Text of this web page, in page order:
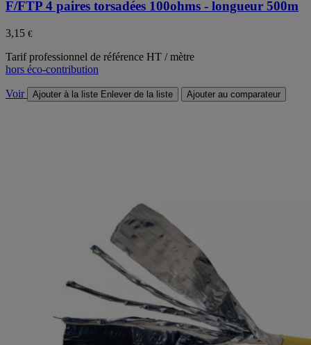
F/FTP 4 paires torsadées 100ohms - longueur 500m
3,15 €
Tarif professionnel de référence HT / mètre
hors éco-contribution
Voir Ajouter à la liste Enlever de la liste Ajouter au comparateur